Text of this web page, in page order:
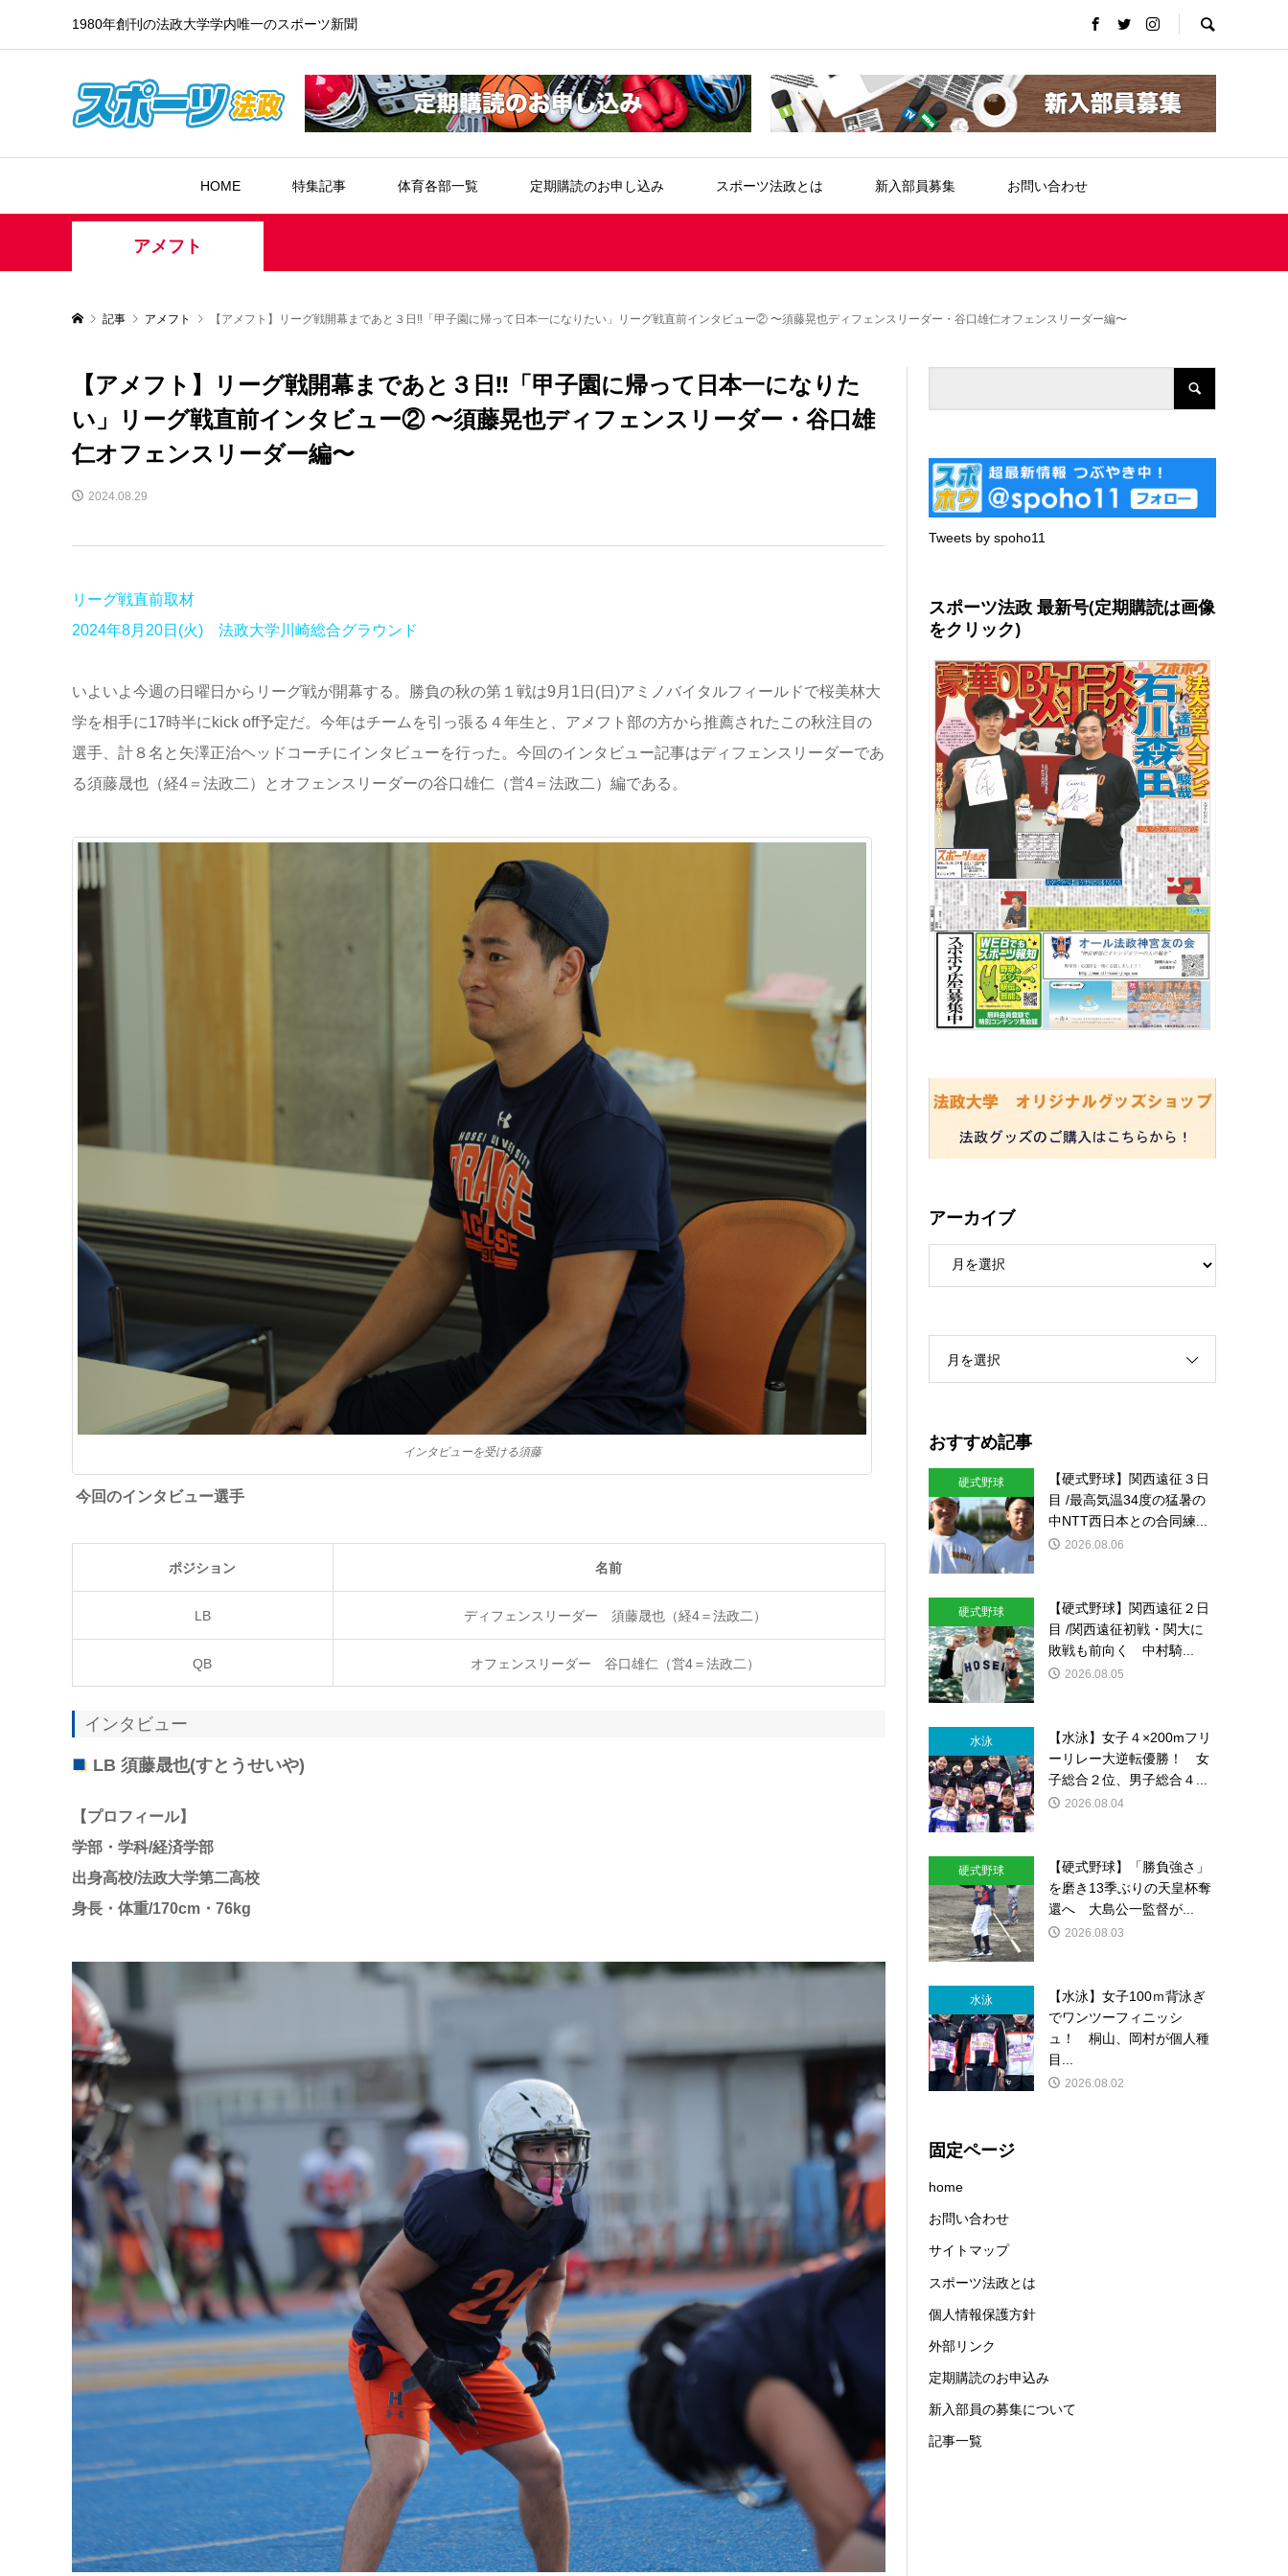
1980年創刊の法政大学学内唯一のスポーツ新聞
HOME 特集記事 体育各部一覧 定期購読のお申し込み スポーツ法政とは 新入部員募集 お問い合わせ
アメフト
記事 アメフト 【アメフト】リーグ戦開幕まであと３日‼「甲子園に帰って日本一になりたい」リーグ戦直前インタビュー② 〜須藤晃也ディフェンスリーダー・谷口雄仁オフェンスリーダー編〜
【アメフト】リーグ戦開幕まであと３日‼「甲子園に帰って日本一になりた
い」リーグ戦直前インタビュー② 〜須藤晃也ディフェンスリーダー・谷口雄
仁オフェンスリーダー編〜
2024.08.29
リーグ戦直前取材
2024年8月20日(火) 法政大学川崎総合グラウンド
いよいよ今週の日曜日からリーグ戦が開幕する。勝負の秋の第１戦は9月1日(日)アミノバイタルフィールドで桜美林大
学を相手に17時半にkick off予定だ。今年はチームを引っ張る４年生と、アメフト部の方から推薦されたこの秋注目の
選手、計８名と矢澤正治ヘッドコーチにインタビューを行った。今回のインタビュー記事はディフェンスリーダーであ
る須藤晟也（経4＝法政二）とオフェンスリーダーの谷口雄仁（営4＝法政二）編である。
インタビューを受ける須藤
今回のインタビュー選手
ポジション 名前
LB ディフェンスリーダー 須藤晟也（経4＝法政二）
QB オフェンスリーダー 谷口雄仁（営4＝法政二）
インタビュー
LB 須藤晟也(すとうせいや)
【プロフィール】
学部・学科/経済学部
出身高校/法政大学第二高校
身長・体重/170cm・76kg
Tweets by spoho11
スポーツ法政 最新号(定期購読は画像
をクリック)
アーカイブ
月を選択
おすすめ記事
硬式野球
【硬式野球】関西遠征３日
目 /最高気温34度の猛暑の
中NTT西日本との合同練...
2026.08.06
硬式野球
【硬式野球】関西遠征２日
目 /関西遠征初戦・関大に
敗戦も前向く 中村騎...
2026.08.05
水泳
【水泳】女子４×200mフリ
ーリレー大逆転優勝！ 女
子総合２位、男子総合４...
2026.08.04
硬式野球
【硬式野球】「勝負強さ」
を磨き13季ぶりの天皇杯奪
還へ 大島公一監督が...
2026.08.03
水泳
【水泳】女子100ｍ背泳ぎ
でワンツーフィニッシ
ュ！ 桐山、岡村が個人種
目...
2026.08.02
固定ページ
home
お問い合わせ
サイトマップ
スポーツ法政とは
個人情報保護方針
外部リンク
定期購読のお申込み
新入部員の募集について
記事一覧